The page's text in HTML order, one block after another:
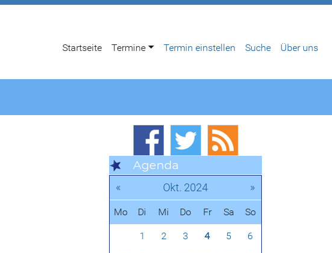
Startseite Termine Termin einstellen Suche Über uns
Agenda
« Okt. 2024 »
Mo Di Mi Do Fr Sa So
1 2 3 4 5 6